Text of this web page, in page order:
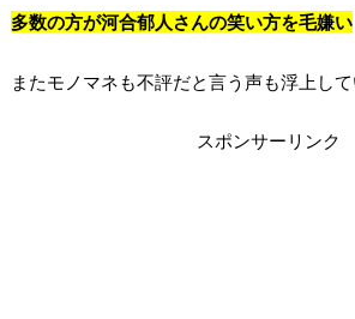
多数の方が河合郁人さんの笑い方を毛嫌い
またモノマネも不評だと言う声も浮上して
スポンサーリンク